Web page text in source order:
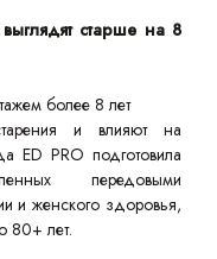
старше на 8
более 8 лет
и влияют на
ED PRO подготовила
передовыми
и женского здоровья,
80+ лет.